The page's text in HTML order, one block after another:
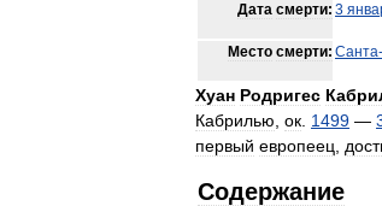
Дата смерти: 3
Место смерти: Санта-
Хуан Родригес
Кабрилью ок 1499 —
первый европеец
Содержание